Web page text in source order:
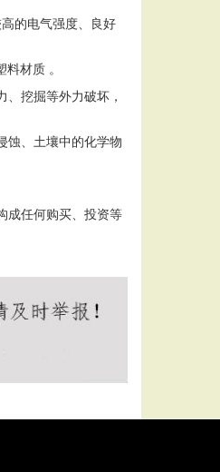
的电气强度、良好
材质 。
挖掘等外力破坏，
蚀、土壤中的化学物
成任何购买、投资等